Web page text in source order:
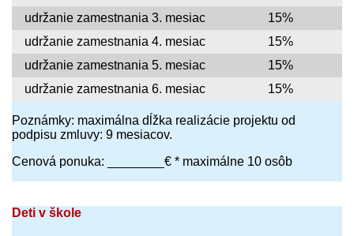
udržanie zamestnania 3. mesiac
15%
udržanie zamestnania 4. mesiac
15%
udržanie zamestnania 5. mesiac
15%
udržanie zamestnania 6. mesiac
15%
Poznámky: maximálna dĺžka realizácie projektu od
podpisu zmluvy: 9 mesiacov.
Cenová ponuka: ________€ * maximálne 10 osôb
Deti v škole